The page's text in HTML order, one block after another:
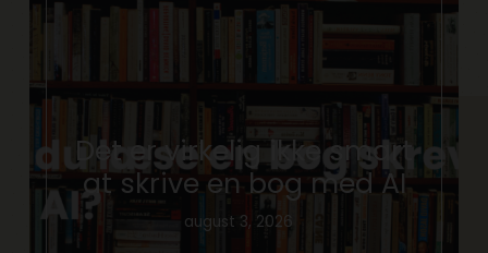
Det er virkelig ikke smart
at skrive en bog med AI
august 3, 2026